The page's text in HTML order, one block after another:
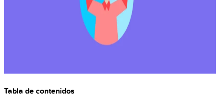
Tabla de contenidos